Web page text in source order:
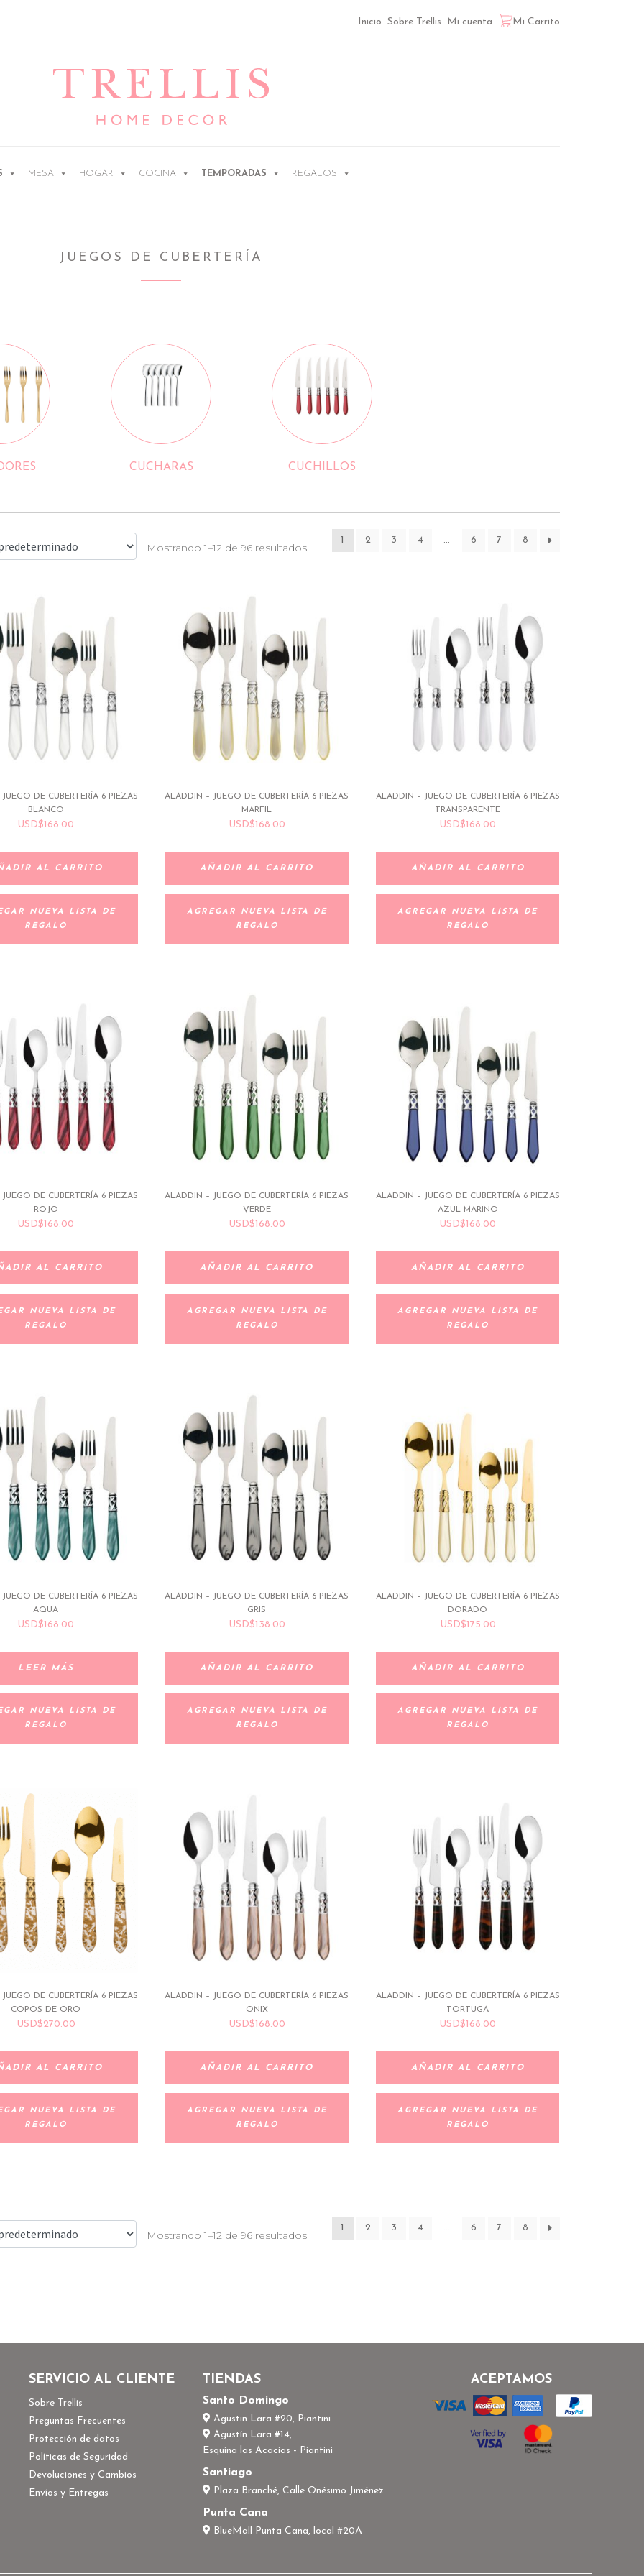
Inicio Sobre Trellis Mi cuenta Mi Carrito
Ir
a
Ir
al
contenido
MESA HOGAR COCINA TEMPORADAS REGALOS
JUEGOS DE CUBERTERÍA
CUCHARAS CUCHILLOS
Mostrando 1–12 de 96 resultados
1 2 3 4 … 6 7 8
DE CUBERTERÍA 6 PIEZAS
BLANCO
USD$168.00
AL CARRITO
NUEVA LISTA DE
REGALO
ALADDIN – JUEGO DE CUBERTERÍA 6 PIEZAS
MARFIL
USD$168.00
AÑADIR AL CARRITO
AGREGAR NUEVA LISTA DE
REGALO
ALADDIN – JUEGO DE CUBERTERÍA 6 PIEZAS
TRANSPARENTE
USD$168.00
AÑADIR AL CARRITO
AGREGAR NUEVA LISTA DE
REGALO
DE CUBERTERÍA 6 PIEZAS
ROJO
USD$168.00
AL CARRITO
NUEVA LISTA DE
REGALO
ALADDIN – JUEGO DE CUBERTERÍA 6 PIEZAS
VERDE
USD$168.00
AÑADIR AL CARRITO
AGREGAR NUEVA LISTA DE
REGALO
ALADDIN – JUEGO DE CUBERTERÍA 6 PIEZAS
AZUL MARINO
USD$168.00
AÑADIR AL CARRITO
AGREGAR NUEVA LISTA DE
REGALO
DE CUBERTERÍA 6 PIEZAS
AQUA
USD$168.00
LEER MÁS
NUEVA LISTA DE
REGALO
ALADDIN – JUEGO DE CUBERTERÍA 6 PIEZAS
GRIS
USD$138.00
AÑADIR AL CARRITO
AGREGAR NUEVA LISTA DE
REGALO
ALADDIN – JUEGO DE CUBERTERÍA 6 PIEZAS
DORADO
USD$175.00
AÑADIR AL CARRITO
AGREGAR NUEVA LISTA DE
REGALO
DE CUBERTERÍA 6 PIEZAS
COPOS DE ORO
USD$270.00
AL CARRITO
NUEVA LISTA DE
REGALO
ALADDIN – JUEGO DE CUBERTERÍA 6 PIEZAS
ONIX
USD$168.00
AÑADIR AL CARRITO
AGREGAR NUEVA LISTA DE
REGALO
ALADDIN – JUEGO DE CUBERTERÍA 6 PIEZAS
TORTUGA
USD$168.00
AÑADIR AL CARRITO
AGREGAR NUEVA LISTA DE
REGALO
Mostrando 1–12 de 96 resultados
1 2 3 4 … 6 7 8
SERVICIO AL CLIENTE
Sobre Trellis
Preguntas Frecuentes
Protección de datos
Políticas de Seguridad
Devoluciones y Cambios
Envíos y Entregas
TIENDAS
Santo Domingo
Agustin Lara #20, Piantini
Agustín Lara #14,
Esquina las Acacias - Piantini
Santiago
Plaza Branché, Calle Onésimo Jiménez
Punta Cana
BlueMall Punta Cana, local #20A
ACEPTAMOS